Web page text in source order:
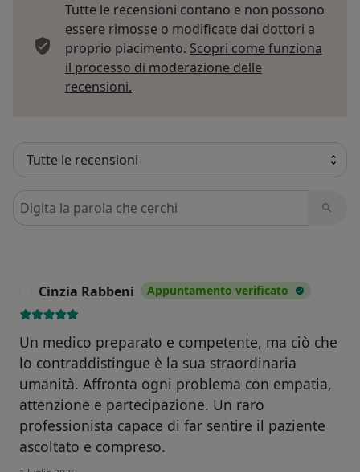
Tutte le recensioni contano e non possono
essere rimosse o modificate dai dottori a
proprio piacimento. Scopri come funziona
il processo di moderazione delle
recensioni.
Cerca nelle recensioni
Cinzia Rabbeni Appuntamento verificato
Un medico preparato e competente, ma ciò che
lo contraddistingue è la sua straordinaria
umanità. Affronta ogni problema con empatia,
attenzione e partecipazione. Un raro
professionista capace di far sentire il paziente
ascoltato e compreso.